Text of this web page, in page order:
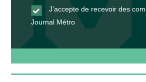
J’accepte de recevoir des
Journal Métro